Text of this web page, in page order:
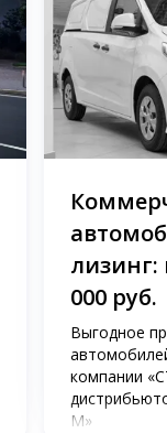
лизинг:
000 руб.
Выгодное
компании
М»